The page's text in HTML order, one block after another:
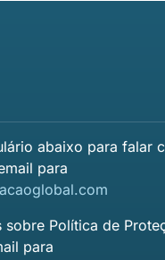
abaixo para falar
para
sobre Política de
para